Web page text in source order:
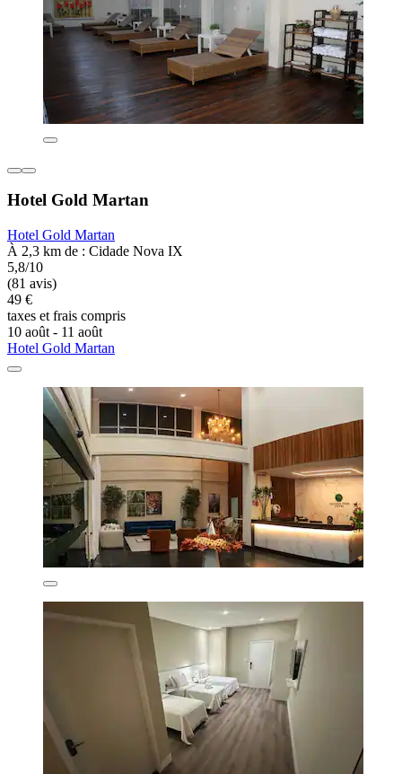
Hotel Gold Martan
Hotel Gold Martan
À 2,3 km de : Cidade Nova IX
5,8/10
(81 avis)
49 €
taxes et frais compris
10 août - 11 août
Hotel Gold Martan